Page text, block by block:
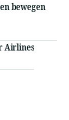
bewegen
Airlines